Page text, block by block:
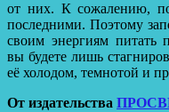
от них. К сожалению,
последними. Поэтому
своим энергиям питать
вы будете лишь
её холодом, темнотой и
От издательства